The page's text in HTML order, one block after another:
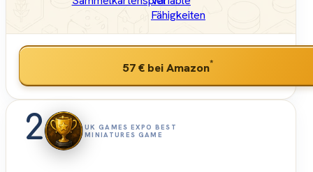
Fähigkeiten
57 € bei Amazon*
2
UK GAMES EXPO BEST
MINIATURES GAME